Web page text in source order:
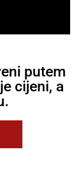
putem
cijeni, a